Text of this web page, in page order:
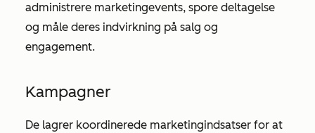
administrere marketingevents, spore deltagelse
og måle deres indvirkning på salg og
engagement.
Kampagner
De lagrer koordinerede marketingindsatser for at